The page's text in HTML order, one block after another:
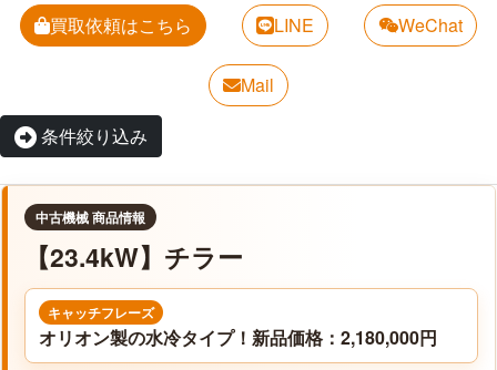
買取依頼はこちら LINE WeChat
Mail
条件絞り込み
中古機械 商品情報
【23.4kW】チラー
キャッチフレーズ
オリオン製の水冷タイプ！新品価格：2,180,000円